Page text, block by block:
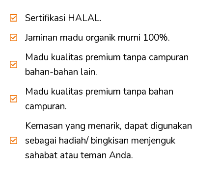
Sertifikasi HALAL.
Jaminan madu organik murni 100%.
Madu kualitas premium tanpa campuran
bahan-bahan lain.
Madu kualitas premium tanpa bahan
campuran.
Kemasan yang menarik, dapat digunakan
sebagai hadiah/ bingkisan menjenguk
sahabat atau teman Anda.